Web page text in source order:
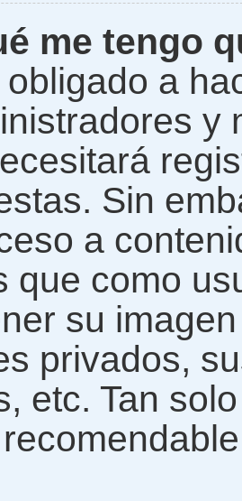
me tengo
a
y
Sin
a
que como
su
privados,
etc. Tan